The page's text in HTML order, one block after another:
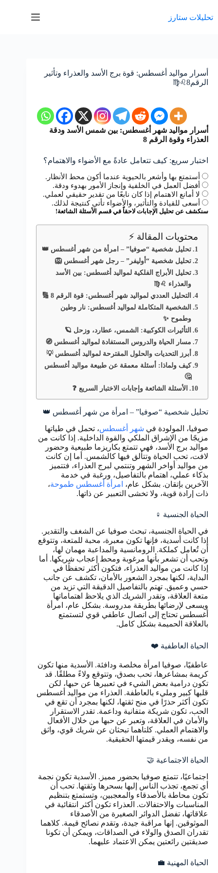
المحتوى
تحليلات ستارز
أسرار مواليد أغسطس: قوة برج الأسد والعذراء وتأثير
الرقم8♌️♍️
أسرار مواليد شهر أغسطس: بين شمس الأسد ودقة
العذراء وقوة الرقم 8
اختبار سريع: كيف تتعامل عادةً مع الأضواء والاهتمام؟
أستمتع بها وأشعر بالحيوية عندما أكون محط الأنظار.
أفضل العمل في الخلفية وإنجاز الأمور بهدوء ودقة.
لا أمانع الاهتمام إذا كان نابعًا من تقدير حقيقي لعملي.
أسعى للقيادة والتأثير، والأضواء تأتي كنتيجة لذلك.
سنكشف عن تحليل الإجابات لاحقاً في قسم الأسئلة الشائعة!
محتويات المقالة ⚡
تحليل شخصية “صوفيا” – امرأة من شهر أغسطس 👑
تحليل شخصية “أوليفر” – رجل شهر أغسطس 🦁
تحليل الأبراج الفلكية لمواليد أغسطس: بين الأسد
والعذراء ♌♍
التحليل العددي لمواليد شهر أغسطس: قوة الرقم 8 🔢
الشخصية المتكاملة لمواليد أغسطس: نار وطين
وطموح ✨
التأثيرات الكوكبية: الشمس، عطارد، وزحل 🪐
مسار الحياة والدروس المستفادة لمواليد أغسطس 🧭
أبرز التحديات والحلول المقترحة لمواليد أغسطس 💡
كيف ولماذا: أسئلة معمقة عن طبيعة مواليد أغسطس
🤔
الأسئلة الشائعة وإجابات الاختبار السريع ❓
تحليل شخصية “صوفيا” – امرأة من شهر أغسطس 👑
صوفيا، المولودة في شهر أغسطس، تحمل في طياتها
مزيجًا من الإشراق الملكي والقوة الداخلية. إذا كانت من
مواليد برج الأسد، فهي تتمتع بكاريزما طبيعية وحضور
لافت، تحب الحياة وتتألق فيها كالشمس. أما إن كانت
من مواليد أواخر الشهر وتنتمي لبرج العذراء، فتتميز
بذكاء عملي، اهتمام بالتفاصيل، ورغبة في خدمة
الآخرين بإتقان. بشكل عام، امرأة أغسطس طموحة،
ذات إرادة قوية، ولا تخشى التعبير عن ذاتها.
الحياة الجنسية ♀️
في الحياة الجنسية، تبحث صوفيا عن الشغف والتقدير.
إذا كانت أسدية، فإنها تكون معبرة، محبة للمتعة، وتتوقع
أن تُعامل كملكة. الرومانسية والمداعبة مهمان لها،
وتحب أن تشعر بأنها مرغوبة ومحط إعجاب شريكها. أما
إذا كانت من مواليد العذراء، فتكون أكثر تحفظًا في
البداية، لكنها بمجرد الشعور بالأمان، تكشف عن جانب
حسي وعميق. تهتم بالتفاصيل الدقيقة التي تزيد من
متعة العلاقة، وتقدر الشريك الذي يلاحظ اهتماماتها
ويسعى لإرضائها بطريقة مدروسة. بشكل عام، امرأة
أغسطس تحتاج إلى اتصال عاطفي قوي لتستمتع
بالعلاقة الحميمة بشكل كامل.
الحياة العاطفية ❤️
عاطفيًا، صوفيا امرأة مخلصة ودافئة. الأسدية منها تكون
كريمة بمشاعرها، تحب بصدق، وتتوقع ولاءً مطلقًا. قد
تكون درامية بعض الشيء في تعبيرها عن حبها، لكن
قلبها كبير ومليء بالعاطفة. العذراء من مواليد أغسطس
تكون أكثر حذرًا في منح ثقتها، لكنها بمجرد أن تقع في
الحب، تكون شريكة متفانية وداعمة. تقدر الاستقرار
والأمان في العلاقة، وتعبر عن حبها من خلال الأفعال
والاهتمام العملي. كلتاهما تبحثان عن شريك قوي، واثق
من نفسه، ويقدر قيمتها الحقيقية.
الحياة الاجتماعية 🤝
اجتماعيًا، تتمتع صوفيا بحضور مميز. الأسدية تكون نجمة
أي تجمع، تجذب الناس إليها بسحرها وثقتها. تحب أن
تكون محاطة بالأصدقاء والمعجبين، وتستمتع بتنظيم
المناسبات والاحتفالات. العذراء تكون أكثر انتقائية في
علاقاتها، تفضل الدوائر الصغيرة من الأصدقاء
الموثوقين. إنها مراقبة جيدة، وتقدم نصائح قيمة. كلاهما
تقدران الصدق والولاء في الصداقات، ويمكن أن تكونا
صديقتين رائعتين يمكن الاعتماد عليهما.
الحياة المهنية 💼